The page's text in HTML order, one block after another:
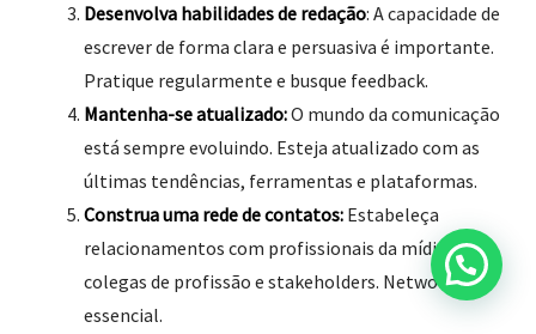
Desenvolva habilidades de redação: A capacidade de
escrever de forma clara e persuasiva é importante.
Pratique regularmente e busque feedback.
Mantenha-se atualizado:O mundo da comunicação
está sempre evoluindo. Esteja atualizado com as
últimas tendências, ferramentas e plataformas.
Construa uma rede de contatos: Estabeleça
relacionamentos com profissionais da mídia,
colegas de profissão e stakeholders. Networking é
essencial.